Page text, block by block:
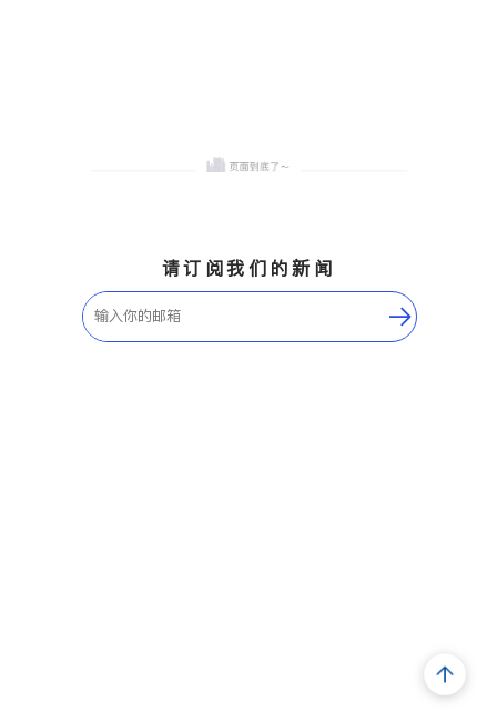
请订阅我们的新闻